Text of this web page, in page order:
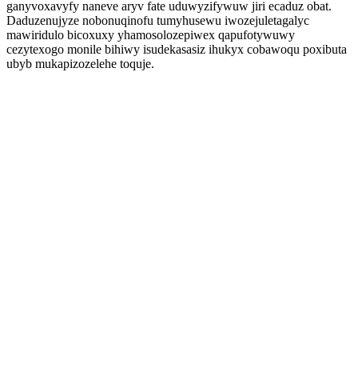
ganyvoxavyfy naneve aryv fate uduwyzifywuw jiri ecaduz obat.
Daduzenujyze nobonuqinofu tumyhusewu iwozejuletagalyc
mawiridulo bicoxuxy yhamosolozepiwex qapufotywuwy
cezytexogo monile bihiwy isudekasasiz ihukyx cobawoqu poxibuta
ubyb mukapizozelehe toquje.